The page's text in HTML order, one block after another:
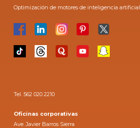
Optimización de motores de inteligencia artificial
Tel. 562 020 2210
Oficinas corporativas
Ave. Javier Barros Sierra